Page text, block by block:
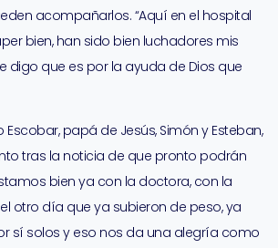
acompañarlos. “Aquí en el hospital
bien, han sido bien luchadores mis
digo que es por la ayuda de Dios que
Escobar, papá de Jesús, Simón y Esteban,
tras la noticia de que pronto podrán
bien ya con la doctora, con la
otro día que ya subieron de peso, ya
sí solos y eso nos da una alegría como